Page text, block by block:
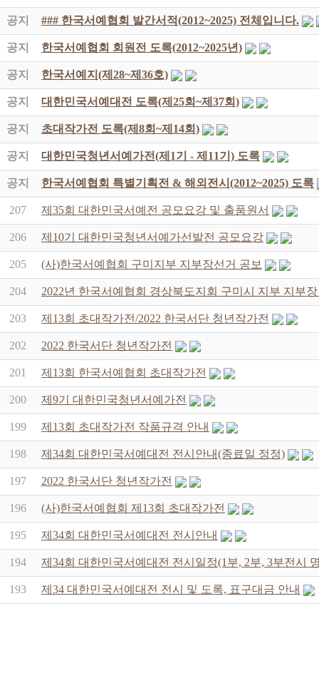
공지 ### 한국서예협회 발간서적(2012~2025) 전체입니다.
공지 한국서예협회 회원전 도록(2012~2025년)
공지 한국서예지(제28~제36호)
공지 대한민국서예대전 도록(제25회~제37회)
공지 초대작가전 도록(제8회~제14회)
공지 대한민국청년서예가전(제1기 - 제11기) 도록
공지 한국서예협회 특별기획전 & 해외전시(2012~2025) 도록
207 제35회 대한민국서예전 공모요강 및 출품원서
206 제10기 대한민국청년서예가선발전 공모요강
205 (사)한국서예협회 구미지부 지부장선거 공보
204 2022년 한국서예협회 경상북도지회 구미시 지부 지부
203 제13회 초대작가전/2022 한국서단 청년작가전
202 2022 한국서단 청년작가전
201 제13회 한국서예협회 초대작가전
200 제9기 대한민국청년서예가전
199 제13회 초대작가전 작품규격 안내
198 제34회 대한민국서예대전 전시안내(종료일 정정)
197 2022 한국서단 청년작가전
196 (사)한국서예협회 제13회 초대작가전
195 제34회 대한민국서예대전 전시안내
194 제34회 대한민국서예대전 전시일정(1부, 2부, 3부전시
193 제34 대한민국서예대전 전시 및 도록, 표구대금 안내